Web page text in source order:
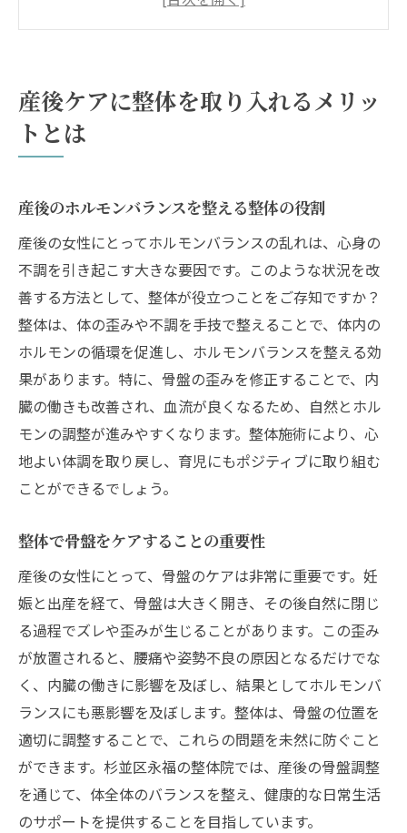
整体による産後ケアの具体的な効果
杉並区永福で受けられる整体の魅力
杉並区永福で人気の整体メニュー紹介
整体院選びのポイントと注意点
施術者の経験と技術がもたらす信頼性
整体で地域社会に貢献する方法
永福での整体体験談と口コミ
産後ママにおすすめの整体で心身のバランスを
整えよう
ママのための特別な整体コース紹介
心身の疲れを癒すリラクゼーション整体
整体で得られる心地よい眠りの効果
整体を取り入れた日常の過ごし方
整体で産後うつを予防する方法
整体で産後の疲れを解消する効果的な方法
整体とアロマを組み合わせたリフレッシュ
法
産後の肩こり・腰痛に効果的な整体技術
疲労回復に役立つ整体ストレッチ
整体でリンパの流れを促進する方法
定期的な整体通いで感じる身体の変化
整体で心身ともにリセットする習慣
産後ケアに整体を取り入れるメリッ
トとは
産後のホルモンバランスを整える整体の役割
産後の女性にとってホルモンバランスの乱れは、心身の
不調を引き起こす大きな要因です。このような状況を改
善する方法として、整体が役立つことをご存知ですか？
整体は、体の歪みや不調を手技で整えることで、体内の
ホルモンの循環を促進し、ホルモンバランスを整える効
果があります。特に、骨盤の歪みを修正することで、内
臓の働きも改善され、血流が良くなるため、自然とホル
モンの調整が進みやすくなります。整体施術により、心
地よい体調を取り戻し、育児にもポジティブに取り組む
ことができるでしょう。
整体で骨盤をケアすることの重要性
産後の女性にとって、骨盤のケアは非常に重要です。妊
娠と出産を経て、骨盤は大きく開き、その後自然に閉じ
る過程でズレや歪みが生じることがあります。この歪み
が放置されると、腰痛や姿勢不良の原因となるだけでな
く、内臓の働きに影響を及ぼし、結果としてホルモンバ
ランスにも悪影響を及ぼします。整体は、骨盤の位置を
適切に調整することで、これらの問題を未然に防ぐこと
ができます。杉並区永福の整体院では、産後の骨盤調整
を通じて、体全体のバランスを整え、健康的な日常生活
のサポートを提供することを目指しています。